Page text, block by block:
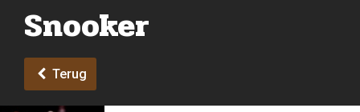
Snooker
Terug